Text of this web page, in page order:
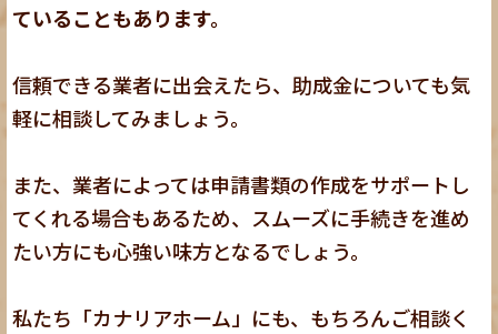
ていることもあります。
信頼できる業者に出会えたら、助成金についても気
軽に相談してみましょう。
また、業者によっては申請書類の作成をサポートし
てくれる場合もあるため、スムーズに手続きを進め
たい方にも心強い味方となるでしょう。
私たち「カナリアホーム」にも、もちろんご相談く